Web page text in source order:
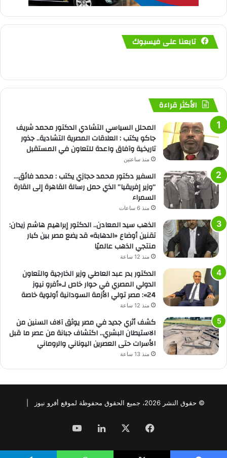
تابعنا على فيسبوك
الأكثر قراءة
المحلل السياسي التشادي الدكتور محمد شريف
جاكو يكتب : العلاقات المصرية التشادية.. جذور
تاريخية وآفاق واعدة للتعاون في المستقبل
منذ ساعتين
السفير دكتور محمد حجازي يكتب : محمد فائق…
“وزير إفريقيا” الذي حمل رسالة القاهرة إلى القارة
السمراء
منذ 6 ساعات
الذهب سيد المعادن.. الدكتور إبراهيم هاشم زيدان:
تقنين أوضاع «الدهابة» قد يضع مصر بين كبار
منتجي الذهب عالميًا
منذ 12 ساعة
الدكتور بدر عبد العاطي وزير الخارجية والتعاون
الدولي المصري في حوار خاص لـ«أفرو نيوز
24»: مصر تولي الأزمة السودانية أولوية خاصة
منذ 12 ساعة
كشف أثري جديد في مصر يوثق آلاف السنين من
الاستيطان البشري.. اكتشاف جبانة من عصر ما قبل
الأسرات حتى العصرين اليوناني والروماني
منذ 13 ساعة
© حقوق النشر 2026، جميع الحقوق محفوظة لموقع أفرو نيوز |
فيسبوك لينكدإن